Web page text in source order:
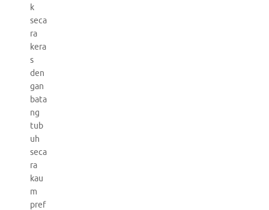
k
seca
ra
kera
s
den
gan
bata
ng
tub
uh
seca
ra
kau
m
pref